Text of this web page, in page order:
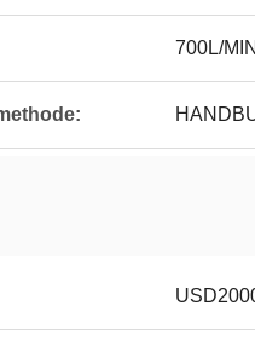
700L/MIN